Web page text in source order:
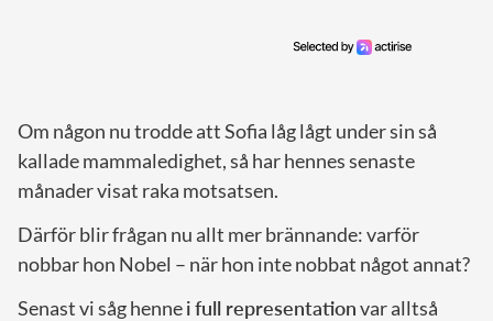
Om någon nu trodde att Sofia låg lågt under sin så
kallade mammaledighet, så har hennes senaste
månader visat raka motsatsen.
Därför blir frågan nu allt mer brännande: varför
nobbar hon Nobel – när hon inte nobbat något annat?
Senast vi såg hennei full representationvar alltså